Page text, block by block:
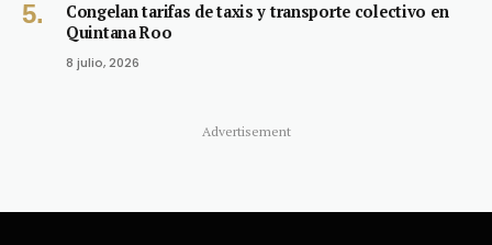
Congelan tarifas de taxis y transporte colectivo en
Quintana Roo
8 julio, 2026
Advertisement